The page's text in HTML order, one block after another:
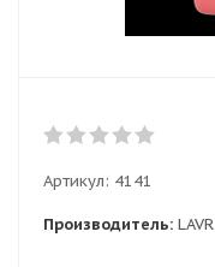
Артикул: 4141
Производитель: LAVR